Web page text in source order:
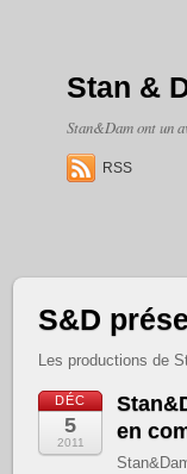
Stan &
Stan&Dam ont un
RSS
S&D
Les productions de
DÉC
5
2011
en